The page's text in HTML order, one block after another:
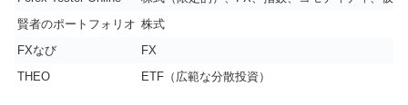
賢者のポートフォリオ 株式
FXなび
FX
THEO
ETF（広範な分散投資）